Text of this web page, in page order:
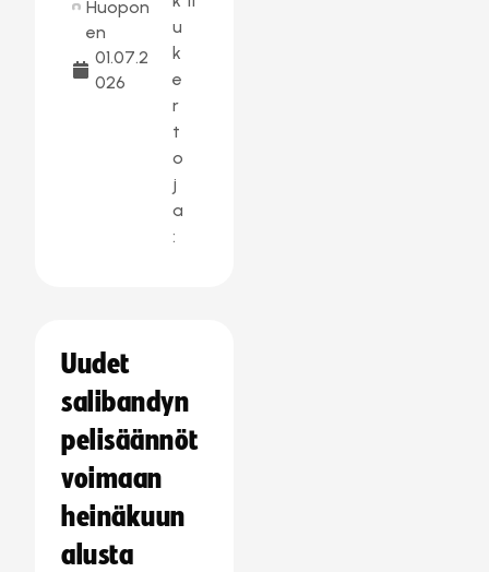
Huopon
en
01.07.2
026
u
k
e
r
t
o
j
a
:
Uudet
salibandyn
pelisäännöt
voimaan
heinäkuun
alusta